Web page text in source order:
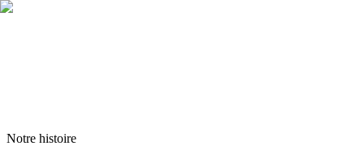
Réalisations
Notre histoire